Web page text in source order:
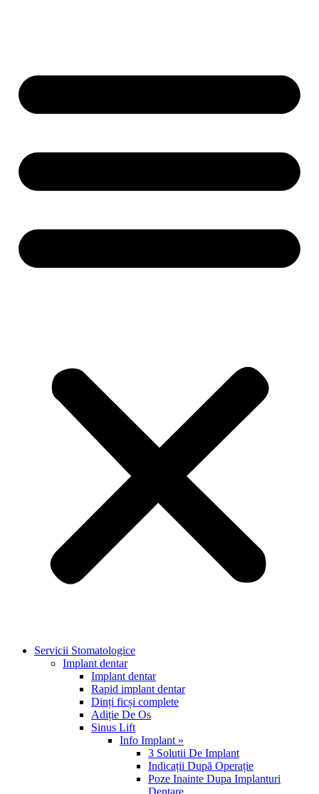
Servicii Stomatologice
Implant dentar
Implant dentar
Rapid implant dentar
Dinți ficși complete
Adiție De Os
Sinus Lift
Info Implant »
3 Solutii De Implant
Indicații După Operație
Poze Inainte Dupa Implanturi
Dentare